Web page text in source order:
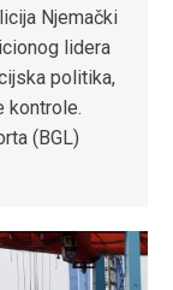
Njemački
lidera
politika,
kontrole.
(BGL)